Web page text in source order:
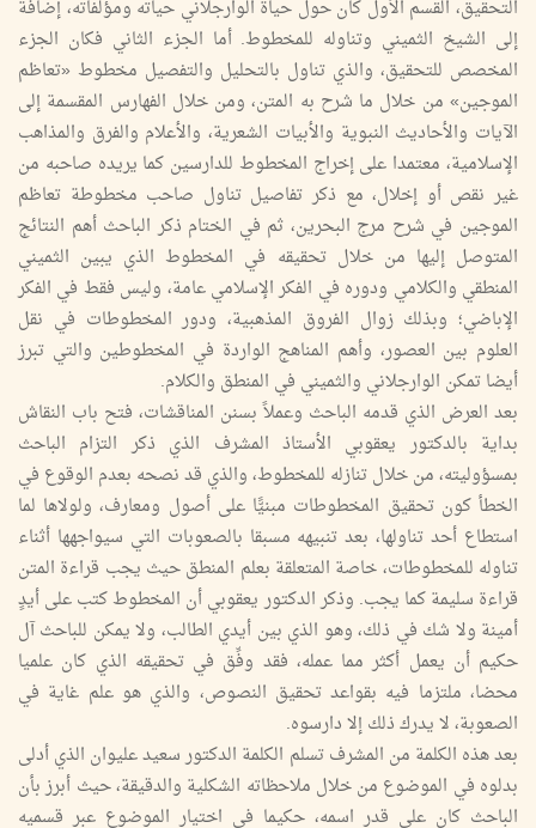
التحقيق، القسم الأول كان حول حياة الوارجلاني حياته ومؤلفاته، إضافة
إلى الشيخ الثميني وتناوله للمخطوط. أما الجزء الثاني فكان الجزء
المخصص للتحقيق، والذي تناول بالتحليل والتفصيل مخطوط «تعاظم
الموجين» من خلال ما شرح به المتن، ومن خلال الفهارس المقسمة إلى
الآيات والأحاديث النبوية والأبيات الشعرية، والأعلام والفرق والمذاهب
الإسلامية، معتمدا على إخراج المخطوط للدارسين كما يريده صاحبه من
غير نقص أو إخلال، مع ذكر تفاصيل تناول صاحب مخطوطة تعاظم
الموجين في شرح مرج البحرين، ثم في الختام ذكر الباحث أهم النتائج
المتوصل إليها من خلال تحقيقه في المخطوط الذي يبين الثميني
المنطقي والكلامي ودوره في الفكر الإسلامي عامة، وليس فقط في الفكر
الإباضي؛ وبذلك زوال الفروق المذهبية، ودور المخطوطات في نقل
العلوم بين العصور، وأهم المناهج الواردة في المخطوطين والتي تبرز
أيضا تمكن الوارجلاني والثميني في المنطق والكلام.
بعد العرض الذي قدمه الباحث وعملاً بسنن المناقشات، فتح باب النقاش
بداية بالدكتور يعقوبي الأستاذ المشرف الذي ذكر التزام الباحث
بمسؤوليته، من خلال تنازله للمخطوط، والذي قد نصحه بعدم الوقوع في
الخطأ كون تحقيق المخطوطات مبنيًّا على أصول ومعارف، ولولاها لما
استطاع أحد تناولها، بعد تنبيهه مسبقا بالصعوبات التي سيواجهها أثناء
تناوله للمخطوطات، خاصة المتعلقة بعلم المنطق حيث يجب قراءة المتن
قراءة سليمة كما يجب. وذكر الدكتور يعقوبي أن المخطوط كتب على أيدٍ
أمينة ولا شك في ذلك، وهو الذي بين أيدي الطالب، ولا يمكن للباحث آل
حكيم أن يعمل أكثر مما عمله، فقد وفِّق في تحقيقه الذي كان علميا
محضا، ملتزما فيه بقواعد تحقيق النصوص، والذي هو علم غاية في
الصعوبة، لا يدرك ذلك إلا دارسوه.
بعد هذه الكلمة من المشرف تسلم الكلمة الدكتور سعيد عليوان الذي أدلى
بدلوه في الموضوع من خلال ملاحظاته الشكلية والدقيقة، حيث أبرز بأن
الباحث كان على قدر اسمه، حكيما في اختيار الموضوع عبر قسميه